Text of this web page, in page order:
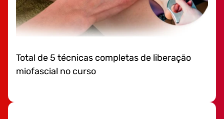
Total de 5 técnicas completas de liberação
miofascial no curso